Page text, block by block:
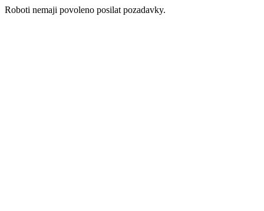
Roboti nemaji povoleno posilat pozadavky.